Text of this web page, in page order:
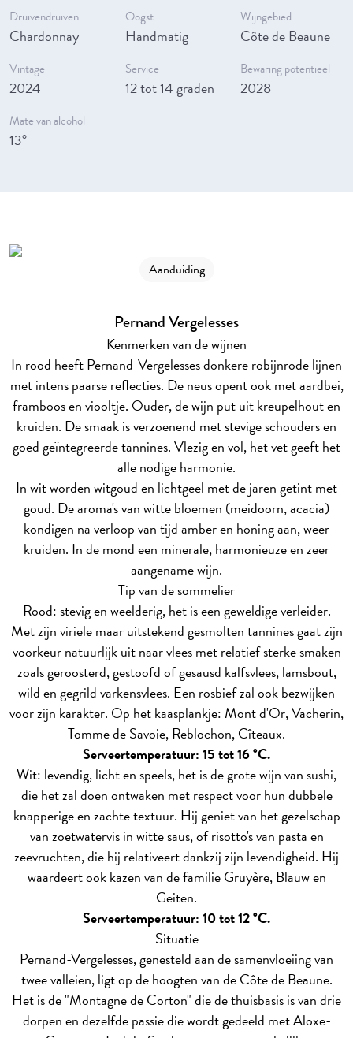
Druivendruiven
Chardonnay
Oogst
Handmatig
Wijngebied
Côte de Beaune
Vintage
2024
Service
12 tot 14 graden
Bewaring potentieel
2028
Mate van alcohol
13°
Aanduiding
Pernand Vergelesses
Kenmerken van de wijnen
In rood heeft Pernand-Vergelesses donkere robijnrode lijnen
met intens paarse reflecties. De neus opent ook met aardbei,
framboos en viooltje. Ouder, de wijn put uit kreupelhout en
kruiden. De smaak is verzoenend met stevige schouders en
goed geïntegreerde tannines. Vlezig en vol, het vet geeft het
alle nodige harmonie.
In wit worden witgoud en lichtgeel met de jaren getint met
goud. De aroma's van witte bloemen (meidoorn, acacia)
kondigen na verloop van tijd amber en honing aan, weer
kruiden. In de mond een minerale, harmonieuze en zeer
aangename wijn.
Tip van de sommelier
Rood: stevig en weelderig, het is een geweldige verleider.
Met zijn viriele maar uitstekend gesmolten tannines gaat zijn
voorkeur natuurlijk uit naar vlees met relatief sterke smaken
zoals geroosterd, gestoofd of gesausd kalfsvlees, lamsbout,
wild en gegrild varkensvlees. Een rosbief zal ook bezwijken
voor zijn karakter. Op het kaasplankje: Mont d'Or, Vacherin,
Tomme de Savoie, Reblochon, Cîteaux.
Serveertemperatuur: 15 tot 16 °C.
Wit: levendig, licht en speels, het is de grote wijn van sushi,
die het zal doen ontwaken met respect voor hun dubbele
knapperige en zachte textuur. Hij geniet van het gezelschap
van zoetwatervis in witte saus, of risotto's van pasta en
zeevruchten, die hij relativeert dankzij zijn levendigheid. Hij
waardeert ook kazen van de familie Gruyère, Blauw en
Geiten.
Serveertemperatuur: 10 tot 12 °C.
Situatie
Pernand-Vergelesses, genesteld aan de samenvloeiing van
twee valleien, ligt op de hoogten van de Côte de Beaune.
Het is de "Montagne de Corton" die de thuisbasis is van drie
dorpen en dezelfde passie die wordt gedeeld met Aloxe-